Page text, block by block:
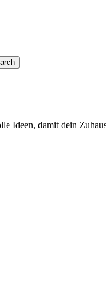
Ideen, damit dein